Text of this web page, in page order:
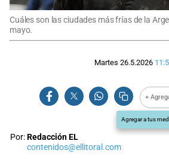
Cuáles son las ciudades más frías de la
mayo.
Martes 26.5.2026
+
Agregar a tus
Por:Redacción EL
contenidos@ellitoral.com